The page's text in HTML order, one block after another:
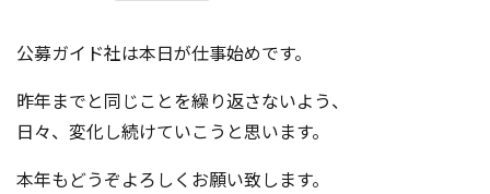
事例紹介
事務局アウトソーシング
コンテスト情報及びプレゼン
ト情報を「Koubo」に無料で
公募ガイド社は本日が仕事始めです。
昨年までと同じことを繰り返さないよう、
日々、変化し続けていこうと思います。
本年もどうぞよろしくお願い致します。